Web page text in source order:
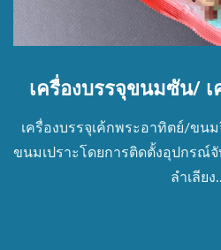
เครื่องบรรจุขนมซัน/
เครื่องบรรจุเค้กพระอาทิตย์/ขน
ขนมเปราะโดยการติดตั้งอุปกรณ์
ลำเลียง